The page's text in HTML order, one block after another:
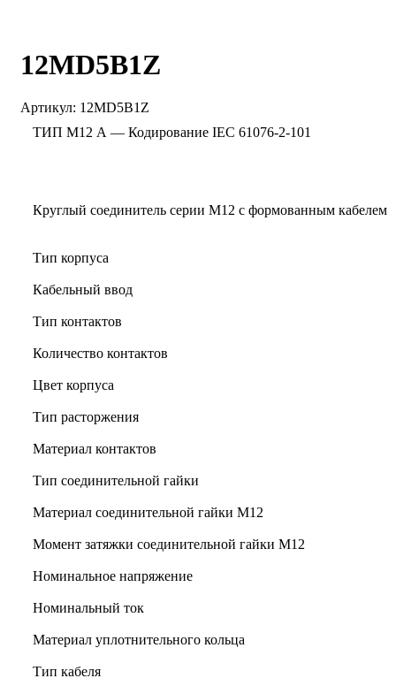
12MD5B1Z
Артикул: 12MD5B1Z
ТИП M12 А — Кодирование IEC 61076-2-101
Круглый соединитель серии M12 с формованным кабелем
Тип корпуса
Кабельный ввод
Тип контактов
Количество контактов
Цвет корпуса
Тип расторжения
Материал контактов
Тип соединительной гайки
Материал соединительной гайки M12
Момент затяжки соединительной гайки M12
Номинальное напряжение
Номинальный ток
Материал уплотнительного кольца
Тип кабеля